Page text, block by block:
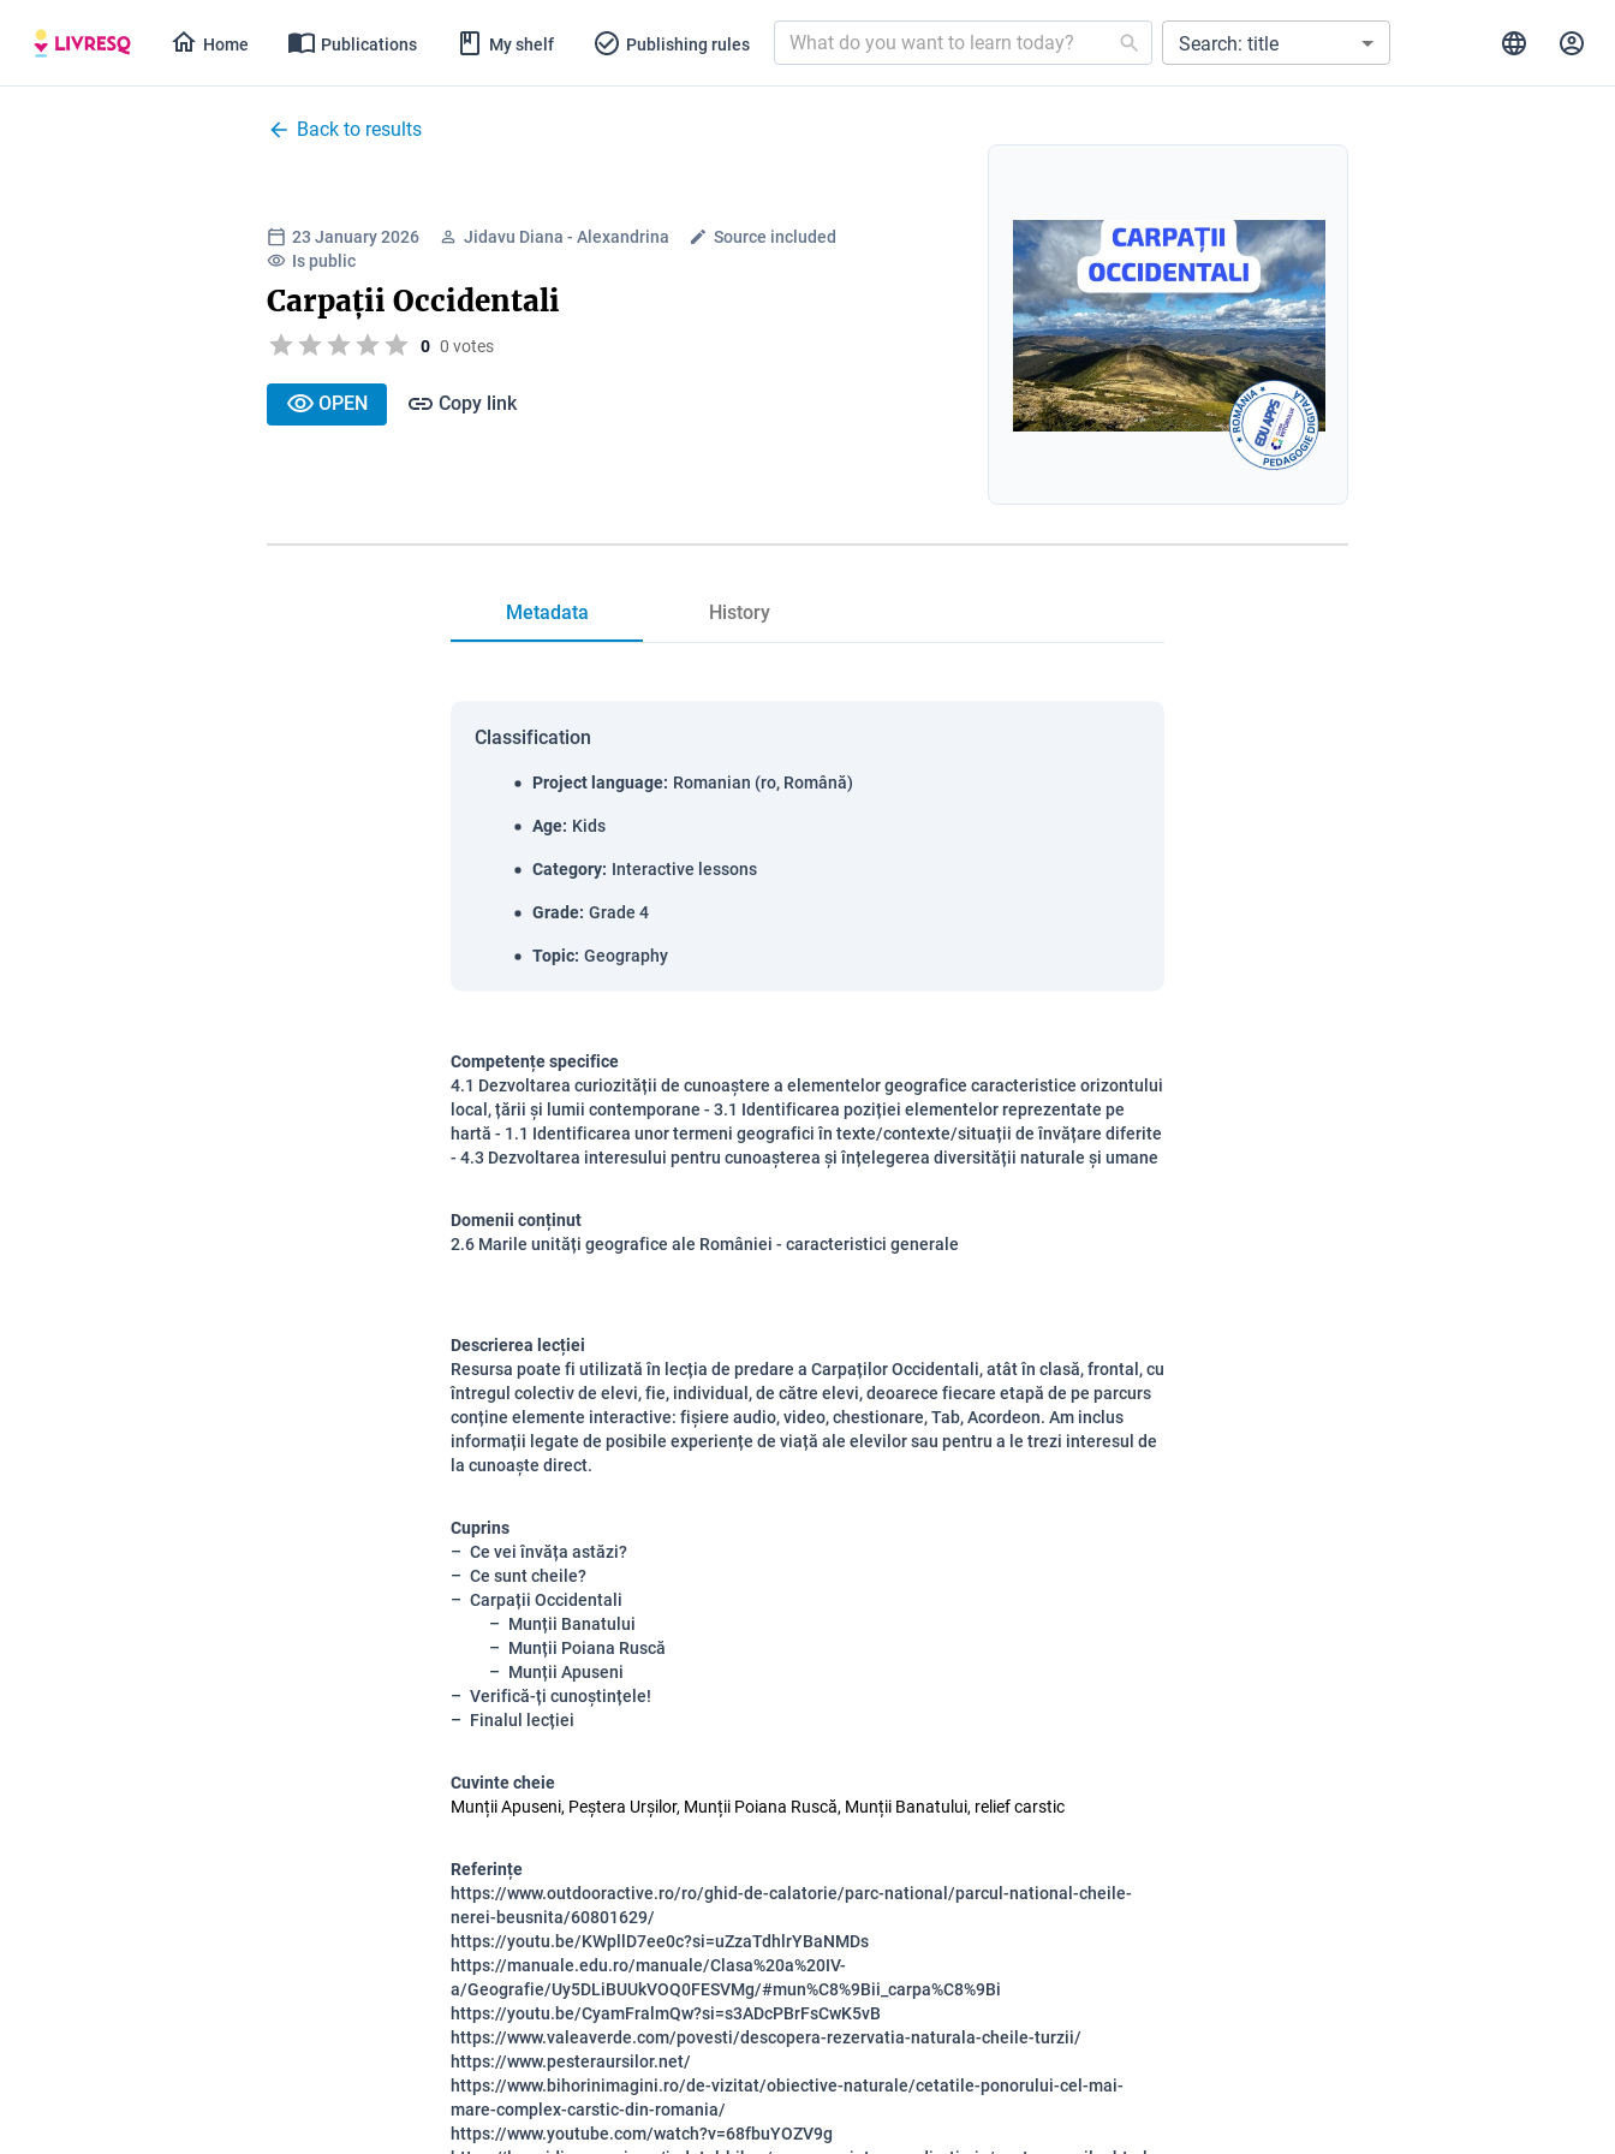
Home Publications My shelf Publishing rules Search: title
Back to results
23 January 2026 Jidavu Diana - Alexandrina
Source included
Is public
Carpații Occidentali
0 0 votes
OPEN Copy link
Metadata History
Classification
Project language: Romanian (ro, Română)
Age: Kids
Category: Interactive lessons
Grade: Grade 4
Topic: Geography
Competențe specifice
4.1 Dezvoltarea curiozității de cunoaștere a elementelor geografice caracteristice orizontului
local, țării și lumii contemporane - 3.1 Identificarea poziției elementelor reprezentate pe
hartă - 1.1 Identificarea unor termeni geografici în texte/contexte/situații de învățare diferite
- 4.3 Dezvoltarea interesului pentru cunoașterea și înțelegerea diversității naturale și umane
Domenii conținut
2.6 Marile unități geografice ale României - caracteristici generale
Descrierea lecției
Resursa poate fi utilizată în lecția de predare a Carpaților Occidentali, atât în clasă, frontal, cu
întregul colectiv de elevi, fie, individual, de către elevi, deoarece fiecare etapă de pe parcurs
conține elemente interactive: fișiere audio, video, chestionare, Tab, Acordeon. Am inclus
informații legate de posibile experiențe de viață ale elevilor sau pentru a le trezi interesul de
la cunoaște direct.
Cuprins
Ce vei învăța astăzi?
Ce sunt cheile?
Carpații Occidentali
Munții Banatului
Munții Poiana Ruscă
Munții Apuseni
Verifică-ți cunoștințele!
Finalul lecției
Cuvinte cheie
Munții Apuseni, Peștera Urșilor, Munții Poiana Ruscă, Munții Banatului, relief carstic
Referințe
https://www.outdooractive.ro/ro/ghid-de-calatorie/parc-national/parcul-national-cheile-
nerei-beusnita/60801629/
https://youtu.be/KWpllD7ee0c?si=uZzaTdhlrYBaNMDs
https://manuale.edu.ro/manuale/Clasa%20a%20IV-
a/Geografie/Uy5DLiBUUkVOQ0FESVMg/#mun%C8%9Bii_carpa%C8%9Bi
https://youtu.be/CyamFralmQw?si=s3ADcPBrFsCwK5vB
https://www.valeaverde.com/povesti/descopera-rezervatia-naturala-cheile-turzii/
https://www.pesteraursilor.net/
https://www.bihorinimagini.ro/de-vizitat/obiective-naturale/cetatile-ponorului-cel-mai-
mare-complex-carstic-din-romania/
https://www.youtube.com/watch?v=68fbuYOZV9g